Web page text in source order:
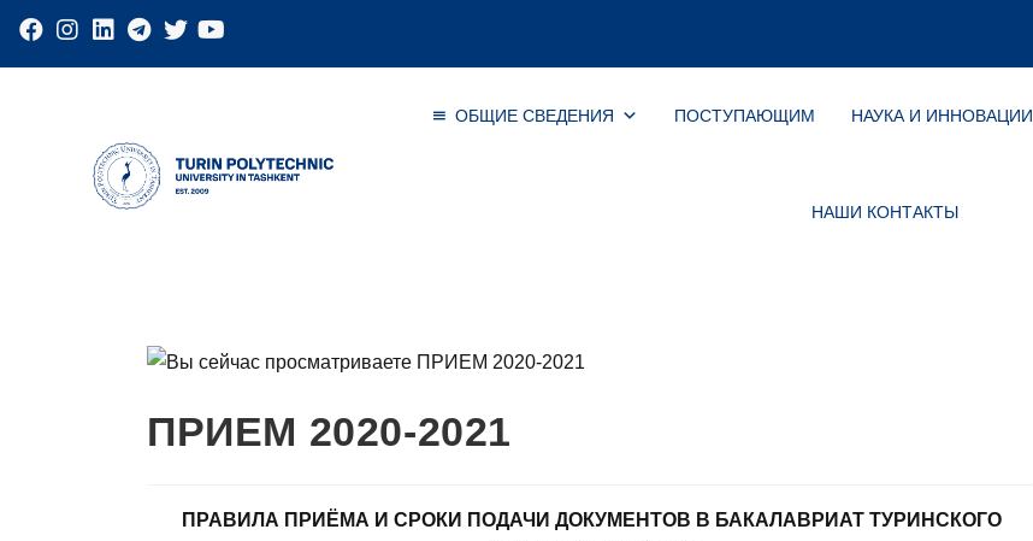
ОБЩИЕ СВЕДЕНИЯ ПОСТУПАЮЩИМ НАУКА И ИННОВАЦИИ
НАШИ КОНТАКТЫ
ПРИЕМ 2020-2021
ПРАВИЛА ПРИЁМА И СРОКИ ПОДАЧИ ДОКУМЕНТОВ В БАКАЛАВРИАТ ТУРИНСКОГО